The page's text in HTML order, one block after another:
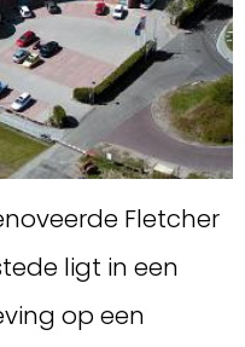
Fletcher
ligt in een
op een